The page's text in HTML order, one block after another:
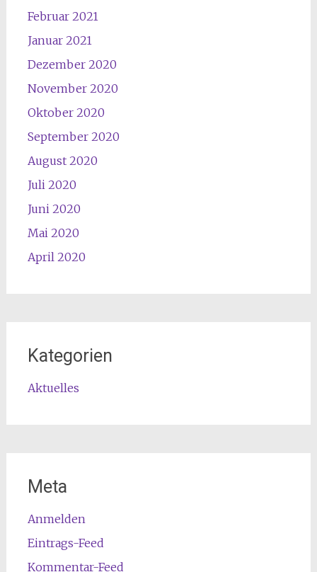
Februar 2021
Januar 2021
Dezember 2020
November 2020
Oktober 2020
September 2020
August 2020
Juli 2020
Juni 2020
Mai 2020
April 2020
Kategorien
Aktuelles
Meta
Anmelden
Eintrags-Feed
Kommentar-Feed